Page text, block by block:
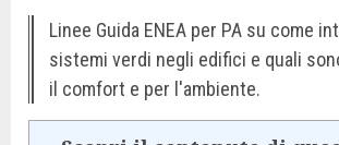
Linee Guida ENEA per PA su come
sistemi verdi negli edifici e quali
il comfort e per l'ambiente.